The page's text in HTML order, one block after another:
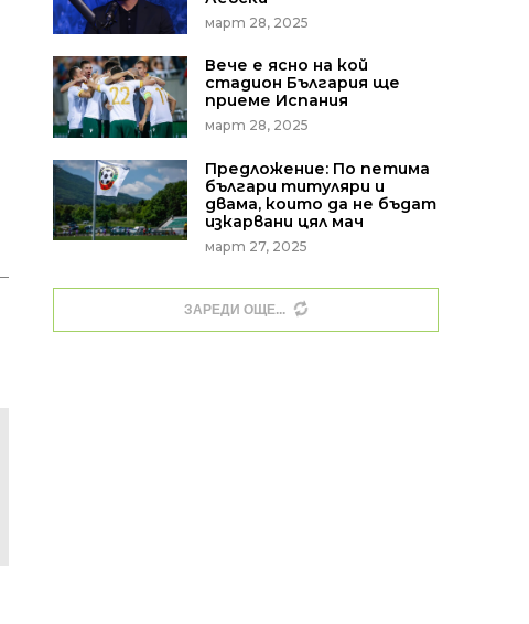
март 28, 2025
Вече е ясно на кой
стадион България ще
приеме Испания
март 28, 2025
Предложение: По петима
българи титуляри и
двама, които да не бъдат
изкарвани цял мач
март 27, 2025
ЗАРЕДИ ОЩЕ